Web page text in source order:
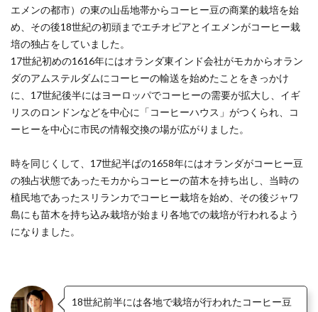
エメンの都市）の東の山岳地帯からコーヒー豆の商業的栽培を始
め、その後18世紀の初頭までエチオピアとイエメンがコーヒー栽
培の独占をしていました。
17世紀初めの1616年にはオランダ東インド会社がモカからオラン
ダのアムステルダムにコーヒーの輸送を始めたことをきっかけ
に、17世紀後半にはヨーロッパでコーヒーの需要が拡大し、イギ
リスのロンドンなどを中心に「コーヒーハウス」がつくられ、
コ
ーヒーを中心に市民の情報交換の場が広がりました。
時を同じくして、17世紀半ばの1658年にはオランダがコーヒー豆
の独占状態であったモカからコーヒーの苗木を持ち出し、当時の
植民地であったスリランカでコーヒー栽培を始め、その後ジャワ
島にも苗木を持ち込み栽培が始まり各地での栽培が行われるよう
になりました。
18世紀前半には各地で栽培が行われたコーヒー豆